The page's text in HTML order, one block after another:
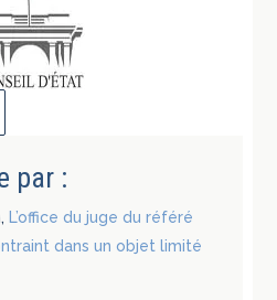
par :
L’office du juge du référé
dans un objet limité